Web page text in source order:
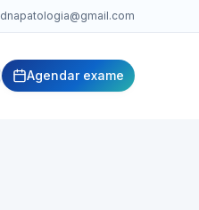
dnapatologia@gmail.com
Agendar exame